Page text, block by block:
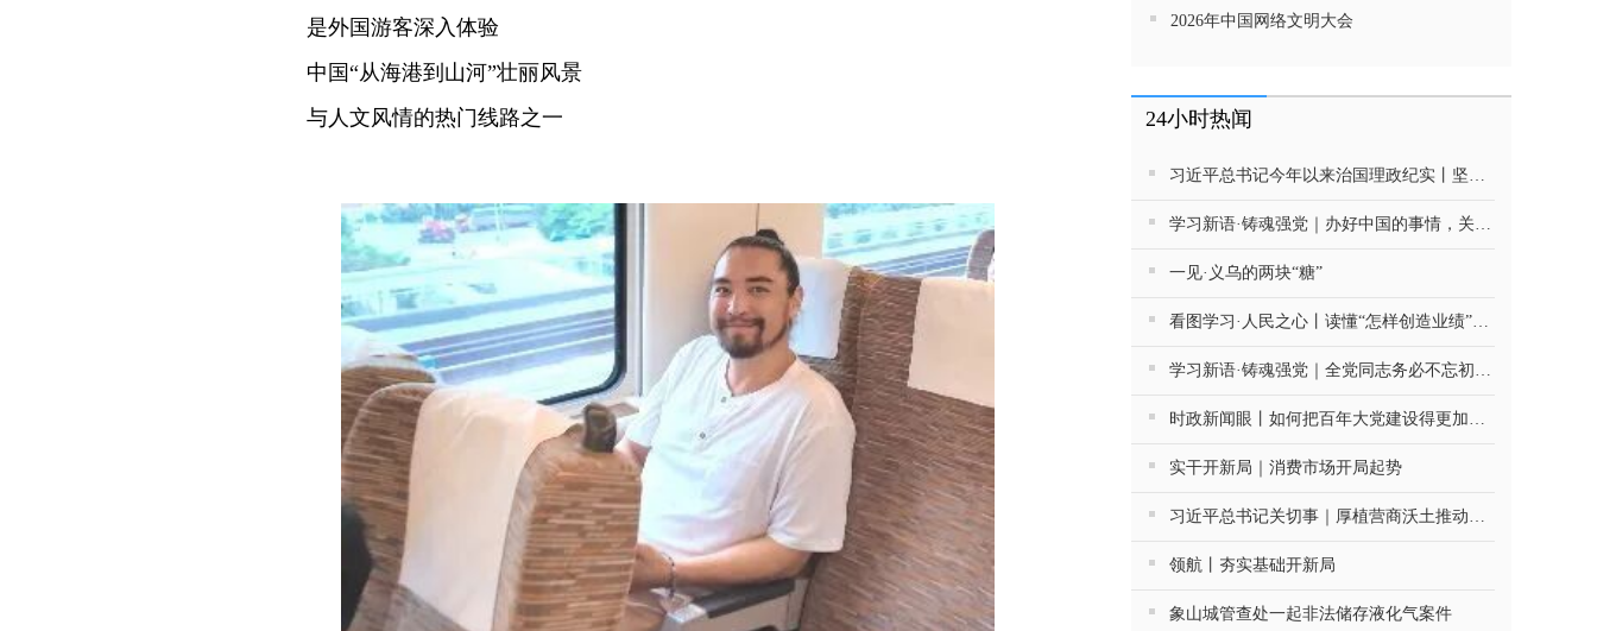
是外国游客深入体验
中国“从海港到山河”壮丽风景
与人文风情的热门线路之一
2026年中国网络文明大会
24小时热闻
习近平总书记今年以来治国理政纪实丨坚定不移推动高质量发展 努力实现“十五五”良好开局
学习新语·铸魂强党｜办好中国的事情，关键在党
一见·义乌的两块“糖”
看图学习·人民之心丨读懂“怎样创造业绩”的实干路径
学习新语·铸魂强党｜全党同志务必不忘初心、牢记使命
时政新闻眼丨如何把百年大党建设得更加坚强有力？总书记这样部署
实干开新局｜消费市场开局起势
习近平总书记关切事｜厚植营商沃土推动东北全面振兴
领航丨夯实基础开新局
象山城管查处一起非法储存液化气案件